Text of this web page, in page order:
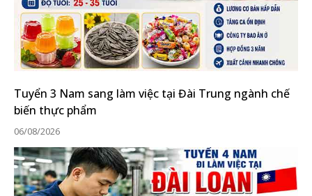
Tuyển 3 Nam sang làm việc tại Đài Trung ngành chế
biến thực phẩm
06/08/2026